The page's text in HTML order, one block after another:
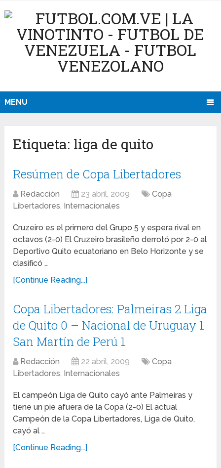
MENU
Etiqueta: liga de quito
Resúmen de Copa Libertadores
Redacción 23 abril, 2009
Copa
Libertadores, Internacionales
Cruzeiro es el primero del Grupo 5 y espera rival en
octavos (2-0) El Cruzeiro brasileño derrotó por 2-0 al
Deportivo Quito ecuatoriano en Belo Horizonte y se
clasificó …
[Continue Reading...]
Copa Libertadores: Palmeiras 2 Liga
de Quito 0 – Nacional de Uruguay 1
San Martín de Perú 1
Redacción 22 abril, 2009
Copa
Libertadores, Internacionales
El campeón Liga de Quito cayó ante Palmeiras y
tiene un pie afuera de la Copa (2-0) El actual
Campeón de la Copa Libertadores, Liga de Quito,
cayó al …
[Continue Reading...]